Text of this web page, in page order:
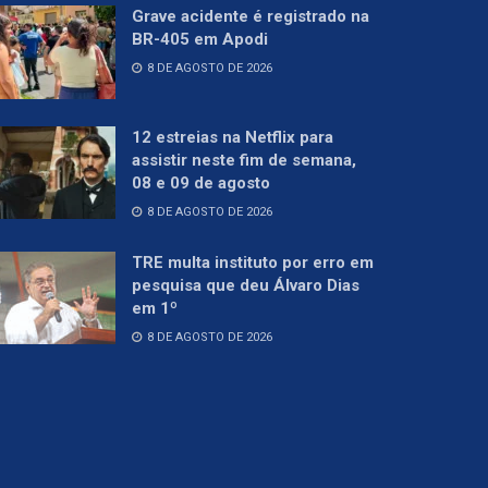
Grave acidente é registrado na
BR-405 em Apodi
8 DE AGOSTO DE 2026
12 estreias na Netflix para
assistir neste fim de semana,
08 e 09 de agosto
8 DE AGOSTO DE 2026
TRE multa instituto por erro em
pesquisa que deu Álvaro Dias
em 1º
8 DE AGOSTO DE 2026